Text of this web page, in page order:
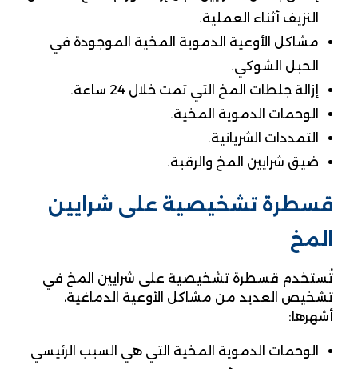
النزيف أثناء العملية.
مشاكل الأوعية الدموية المخية الموجودة في
الحبل الشوكي.
إزالة جلطات المخ التي تمت خلال 24 ساعة.
الوحمات الدموية المخية.
التمددات الشريانية.
ضيق شرايين المخ والرقبة.
قسطرة تشخيصية على شرايين
المخ
تُستخدم قسطرة تشخيصية على شرايين المخ في
تشخيص العديد من مشاكل الأوعية الدماغية،
أشهرها:
الوحمات الدموية المخية التي هي السبب الرئيسي